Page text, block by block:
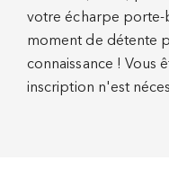
votre écharpe porte-
moment de détente
connaissance ! Vous
inscription n'est